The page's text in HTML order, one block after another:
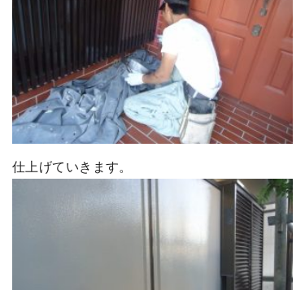
仕上げていきます。